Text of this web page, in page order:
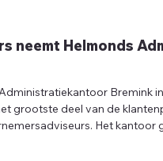
neemt Helmonds
Bremink
grootste deel van de
Het kantoor